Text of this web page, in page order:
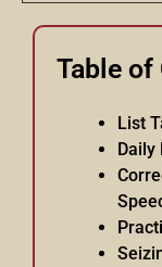
Table of
List
Daily